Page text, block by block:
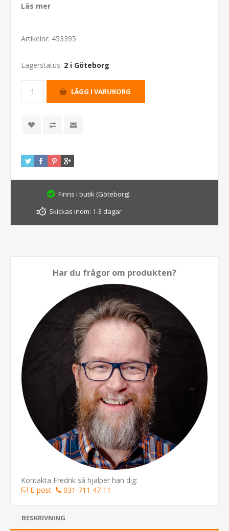
Läs mer
Artikelnr: 453395
Lagerstatus: 2 i Göteborg
Finns i butik (Göteborg)
Skickas inom: 1-3 dagar
Har du frågor om produkten?
Kontakta Fredrik så hjälper han dig:
E-post
031-711 47 11
BESKRIVNING